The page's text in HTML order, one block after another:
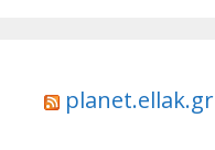
planet.ellak.gr